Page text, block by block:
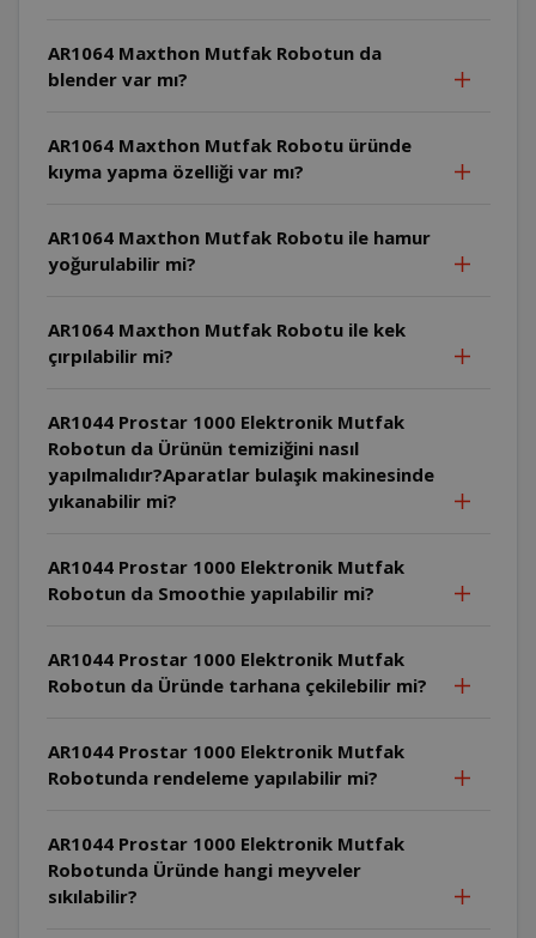
AR1064 Maxthon Mutfak Robotun da
blender var mı?
AR1064 Maxthon Mutfak Robotu üründe
kıyma yapma özelliği var mı?
AR1064 Maxthon Mutfak Robotu ile hamur
yoğurulabilir mi?
AR1064 Maxthon Mutfak Robotu ile kek
çırpılabilir mi?
AR1044 Prostar 1000 Elektronik Mutfak
Robotun da Ürünün temiziğini nasıl
yapılmalıdır?Aparatlar bulaşık makinesinde
yıkanabilir mi?
AR1044 Prostar 1000 Elektronik Mutfak
Robotun da Smoothie yapılabilir mi?
AR1044 Prostar 1000 Elektronik Mutfak
Robotun da Üründe tarhana çekilebilir mi?
AR1044 Prostar 1000 Elektronik Mutfak
Robotunda rendeleme yapılabilir mi?
AR1044 Prostar 1000 Elektronik Mutfak
Robotunda Üründe hangi meyveler
sıkılabilir?